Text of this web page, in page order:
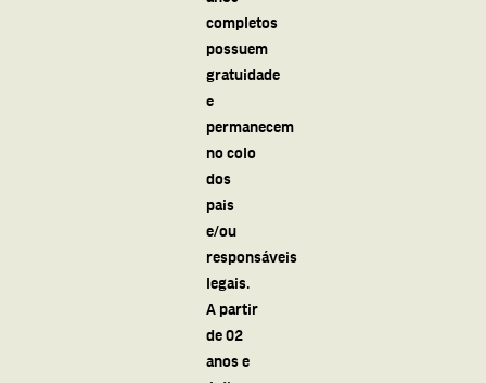
completos
possuem
gratuidade
e
permanecem
no colo
dos
pais
e/ou
responsáveis
legais.
A partir
de 02
anos e